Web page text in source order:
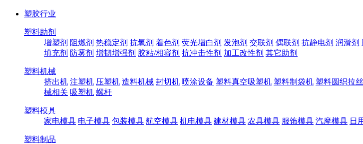
塑胶行业
塑料助剂
增塑剂 阻燃剂 热稳定剂 抗氧剂 着色剂 荧光增白剂 发泡剂 交联剂 偶联剂 抗静电剂 润滑剂
填充剂 防雾剂 增韧增强剂 胶粘/相容剂 抗冲击性剂 加工改性剂 其它助剂
塑料机械
挤出机 注塑机 压塑机 造料机械 封切机 喷涂设备 塑料真空吸塑机 塑料制袋机 塑料圆织拉
械相关 吸塑机 螺杆
塑料模具
家电模具 电子模具 包装模具 航空模具 机电模具 建材模具 农具模具 服饰模具 汽摩模具 日
塑料制品